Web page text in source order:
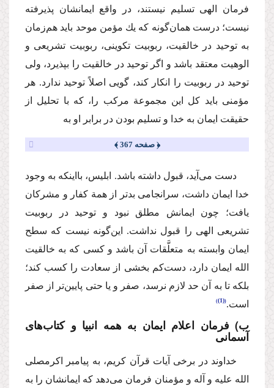
فرمان الهی تسلیم نیستند، در واقع ایمانشان پذیرفته
نیست؛ درست همان‌گونه كه یك مؤمن موحد باید هم‌زمان
به توحید در خالقیت، ربوبیت تكوینی، ربوبیت تشریعی و
الوهیت معتقد باشد و اگر توحید در خالقیت را بپذیرد، ولی
توحید در ربوبیت را انكار كند، گویی اصلاً توحید ندارد. هر
مؤمنی باید كل این مجموعة مركب را، كه با تحلیل از
حقیقت ایمان به خدا و تسلیم بودن در برابر او به
﴿ صفحه 367 ﴾
دست می‌آید، قبول داشته باشد. ابلیس، بااینكه به وجود
خدا ایمان داشت، سرانجامی بدتر از همة كفار و مشركان
یافت؛ چون ایمانش مطلق نبود و توحید در ربوبیت
تشریعی الهی را قبول نداشت. این‌گونه نیست كه سطح
ایمان وابسته به متعلَّقات آن باشد و كسی كه به خالقیت
الله ایمان دارد، دست‌كم بخشی از سعادت را كسب كند؛
بلكه تا به آن حد لازم نرسد، صفر و یا حتی پایین‌تر از صفر
است. (1)
ب) فرمان اعلام ایمان به همه انبیا و كتاب‌های
آسمانی
خداوند در برخی آیات قرآن كریم، به پیامبر اكرمصلی
الله علیه و آله و مؤمنان فرمان می‌دهد كه ایمانشان را به